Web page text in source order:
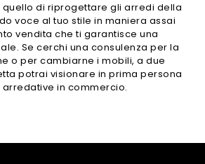
quello di riprogettare gli arredi della
voce al tuo stile in maniera assai
vendita che ti garantisce una
Se cerchi una consulenza per la
o per cambiarne i mobili, a due
potrai visionare in prima persona
in commercio.